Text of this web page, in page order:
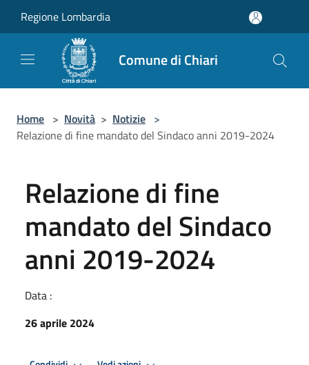
Regione Lombardia
Comune di Chiari
Home > Novità > Notizie >
Relazione di fine mandato del Sindaco anni 2019-2024
Relazione di fine
mandato del Sindaco
anni 2019-2024
Data :
26 aprile 2024